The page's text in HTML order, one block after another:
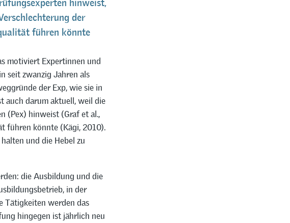
hinweist,
der
führen könnte
motiviert Expertinnen und
seit zwanzig Jahren als
der Exp, wie sie in
auch darum aktuell, weil die
(Pex) hinweist (Graf et al.,
führen könnte (Kägi, 2010).
und die Hebel zu
die Ausbildung und die
in der
Tätigkeiten werden das
hingegen ist jährlich neu